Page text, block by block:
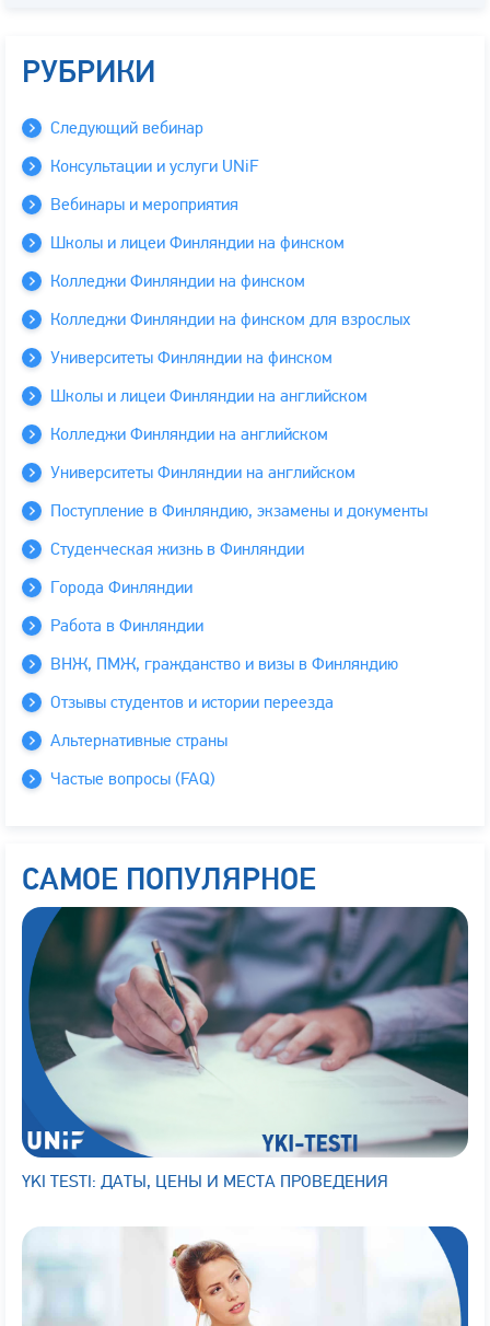
РУБРИКИ
Следующий вебинар
Консультации и услуги UNiF
Вебинары и мероприятия
Школы и лицеи Финляндии на финском
Колледжи Финляндии на финском
Колледжи Финляндии на финском для взрослых
Университеты Финляндии на финском
Школы и лицеи Финляндии на английском
Колледжи Финляндии на английском
Университеты Финляндии на английском
Поступление в Финляндию, экзамены и документы
Студенческая жизнь в Финляндии
Города Финляндии
Работа в Финляндии
ВНЖ, ПМЖ, гражданство и визы в Финляндию
Отзывы студентов и истории переезда
Альтернативные страны
Частые вопросы (FAQ)
САМОЕ ПОПУЛЯРНОЕ
YKI TESTI: ДАТЫ, ЦЕНЫ И МЕСТА ПРОВЕДЕНИЯ